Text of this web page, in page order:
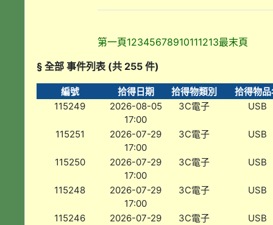
第一頁12345678910111213最末頁
§ 全部 事件列表 (共 255 件)
編號 拾得日期 拾得物類別
拾得物
115249
2026-08-05
17:00
3C電子 USB
115251
2026-07-29
17:00
3C電子 USB
115250
2026-07-29
17:00
3C電子 USB
115248
2026-07-29
17:00
3C電子 USB
115246
2026-07-29
3C電子 USB